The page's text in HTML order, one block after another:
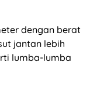
dengan berat
jantan lebih
lumba-lumba